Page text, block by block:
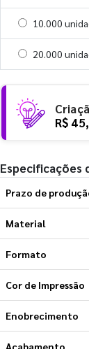
Selecionar
10.000
Selecionar
20.000
R$
Especificações
Prazo de
Material
Formato
Cor de Impressão
Enobrecimento
Acabamento